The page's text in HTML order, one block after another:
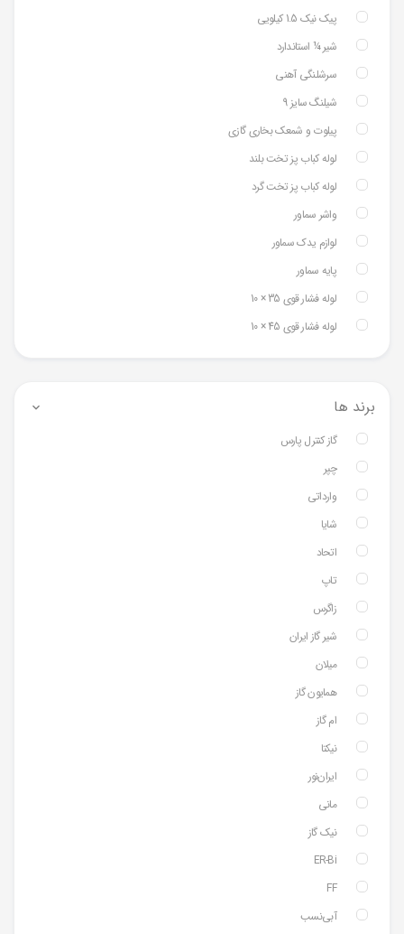
پیک نیک 1.5 کیلویی
شیر ¼ استاندارد
سرشلنگی آهنی
شیلنگ سایز 9
پیلوت و شمعک بخاری گازی
لوله کباب پز تخت بلند
لوله کباب پز تخت گرد
واشر سماور
لوازم یدک سماور
پایه سماور
لوله فشار قوی 35 × 10
لوله فشار قوی 45 × 10
برند ها
گاز کنترل پارس
چپر
وارداتی
شایا
اتحاد
تاپ
زاگرس
شیر گاز ایران
میلان
همایون گاز
ام گاز
نیکتا
ایران‌نور
مانی
نیک گاز
ER-Bi
FF
آبی‌نسب